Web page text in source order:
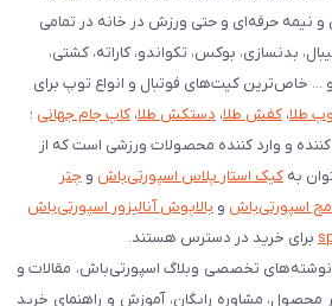
نیمه حرفه‌ای و حتی ورزش در خانه در تمامی
بدنسازی، بوکس، تکواندو، کاراته، کشتی،
و ... خاص‌ترین کیت‌های فوتبال و انواع توپ برای
طلا، کفش طلا، دستکش طلا، کاپ جام جهانی ؛
و وارد کننده محصولات ورزشی است که از
به کیک استار پلاس اسپورتی‌باش و چتر
اسپورتی‌باش و بالاپوش آنالیزور اسپورتی‌باش
برای خرید در دسترس هستند.
تخصصی وبلاگ اسپورتی‌باش، مقالات و
مشاوره رایگان، آموزش و راهنمای خرید